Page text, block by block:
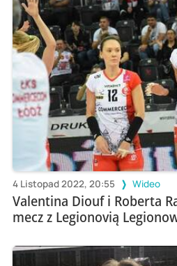
4 Listopad 2022, 20:55 Wideo
Valentina Diouf i Roberta
mecz z Legionovią